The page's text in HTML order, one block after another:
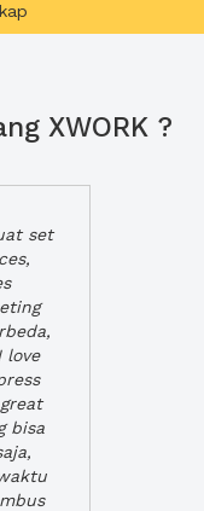
XWORK ?
set
love
bisa